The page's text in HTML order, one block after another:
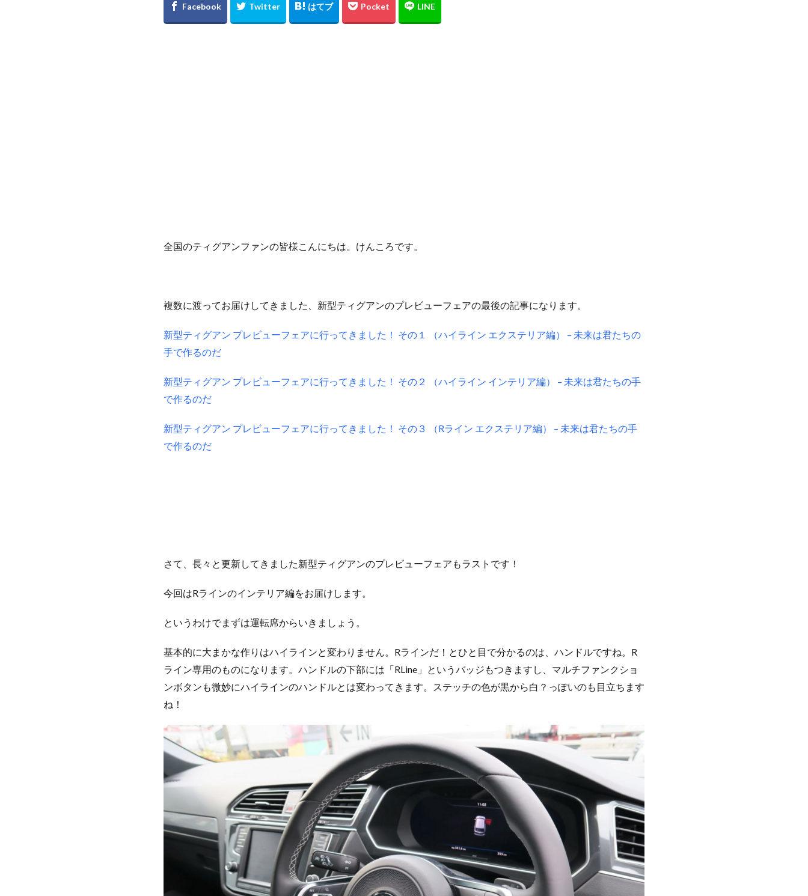
全国のティグアンファンの皆様こんにちは。けんころです。
複数に渡ってお届けしてきました、新型ティグアンのプレビューフェアの最後の記事になります。
新型ティグアン プレビューフェアに行ってきました！ その１ （ハイライン エクステリア編） – 未来は君たちの
手で作るのだ
新型ティグアン プレビューフェアに行ってきました！ その２ （ハイライン インテリア編） – 未来は君たちの手
で作るのだ
新型ティグアン プレビューフェアに行ってきました！ その３ （Rライン エクステリア編） – 未来は君たちの手
で作るのだ
さて、長々と更新してきました新型ティグアンのプレビューフェアもラストです！
今回はRラインのインテリア編をお届けします。
というわけでまずは運転席からいきましょう。
基本的に大まかな作りはハイラインと変わりません。Rラインだ！とひと目で分かるのは、ハンドルですね。R
ライン専用のものになります。ハンドルの下部には「RLine」というバッジもつきますし、マルチファンクショ
ンボタンも微妙にハイラインのハンドルとは変わってきます。ステッチの色が黒から白？っぽいのも目立ちます
ね！